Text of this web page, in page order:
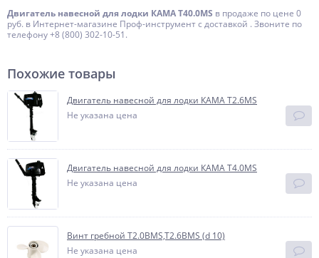
Двигатель навесной для лодки КАМА T40.0MS в продаже по цене 0
руб. в Интернет-магазине Проф-инструмент с доставкой . Звоните по
телефону +8 (800) 302-10-51.
Похожие товары
Двигатель навесной для лодки КАМА T2.6MS
Не указана цена
Двигатель навесной для лодки КАМА T4.0MS
Не указана цена
Винт гребной T2.0BMS,T2.6BMS (d 10)
Не указана цена